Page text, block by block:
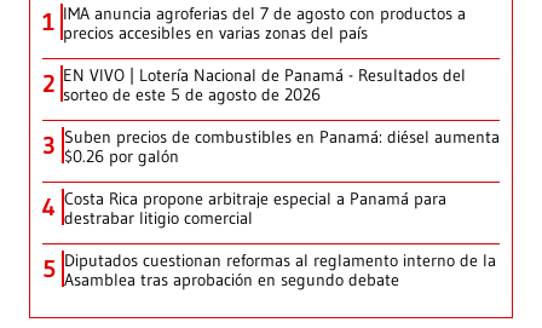
1 IMA anuncia agroferias del 7 de agosto con productos a
precios accesibles en varias zonas del país
2 EN VIVO | Lotería Nacional de Panamá - Resultados del
sorteo de este 5 de agosto de 2026
3 Suben precios de combustibles en Panamá: diésel aumenta
$0.26 por galón
4 Costa Rica propone arbitraje especial a Panamá para
destrabar litigio comercial
5 Diputados cuestionan reformas al reglamento interno de la
Asamblea tras aprobación en segundo debate